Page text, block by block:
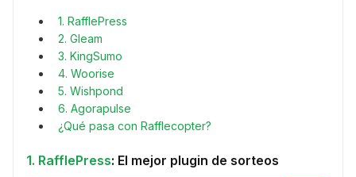
1. RafflePress
2. Gleam
3. KingSumo
4. Woorise
5. Wishpond
6. Agorapulse
¿Qué pasa con Rafflecopter?
1. RafflePress: El mejor plugin de sorteos